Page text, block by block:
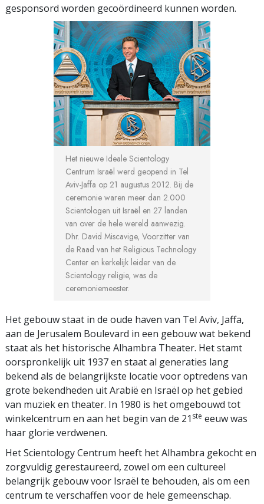
gesponsord worden gecoördineerd kunnen worden.
Het nieuwe Ideale Scientology
Centrum Israël werd geopend in Tel
Aviv-Jaffa op 21 augustus 2012. Bij de
ceremonie waren meer dan 2.000
Scientologen uit Israël en 27 landen
van over de hele wereld aanwezig.
Dhr. David Miscavige, Voorzitter van
de Raad van het Religious Technology
Center en kerkelijk leider van de
Scientology religie, was de
ceremoniemeester.
Het gebouw staat in de oude haven van Tel Aviv, Jaffa,
aan de Jerusalem Boulevard in een gebouw wat bekend
staat als het historische Alhambra Theater. Het stamt
oorspronkelijk uit 1937 en staat al generaties lang
bekend als de belangrijkste locatie voor optredens van
grote bekendheden uit Arabië en Israël op het gebied
van muziek en theater. In 1980 is het omgebouwd tot
winkelcentrum en aan het begin van de 21 ste eeuw was
haar glorie verdwenen.
Het Scientology Centrum heeft het Alhambra gekocht en
zorgvuldig gerestaureerd, zowel om een cultureel
belangrijk gebouw voor Israël te behouden, als om een
centrum te verschaffen voor de hele gemeenschap.